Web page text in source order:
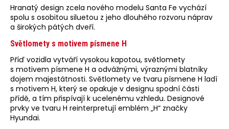
Hranatý design zcela nového modelu Santa Fe vychází
spolu s osobitou siluetou z jeho dlouhého rozvoru náprav
a širokých pátých dveří.
Světlomety s motivem písmene H
Příď vozidla vytváří vysokou kapotou, světlomety
s motivem písmene H a odvážnými, výraznými blatníky
dojem majestátnosti. Světlomety ve tvaru písmene H ladí
s motivem H, který se opakuje v designu spodní části
přídě, a tím přispívají k ucelenému vzhledu. Designové
prvky ve tvaru H reinterpretují emblém „H“ značky
Hyundai.